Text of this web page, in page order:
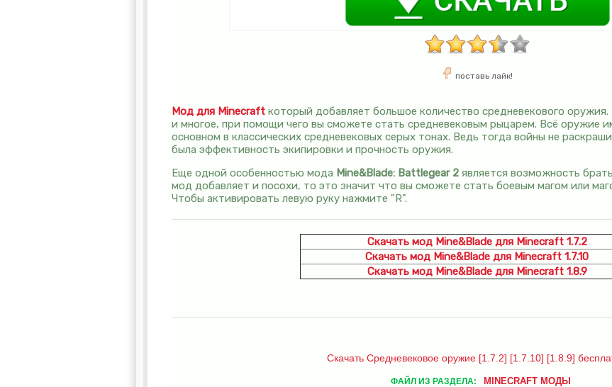
поставь лайк!
Мод для Minecraft который добавляет большое количество средневекового
и многое, при помощи чего вы сможете стать средневековым рыцарем. Всё оружие
основном в классических средневековых серых тонах. Ведь тогда войны не
была эффективность экипировки и прочность оружия.
Еще одной особенностью мода Mine&Blade: Battlegear 2 является возможность
мод добавляет и посохи, то это значит что вы сможете стать боевым магом или
Чтобы активировать левую руку нажмите "R".
Скачать мод Mine&Blade для Minecraft 1.7.2
Скачать мод Mine&Blade для Minecraft 1.7.10
Скачать мод Mine&Blade для Minecraft 1.8.9
Скачать Средневековое оружие [1.7.2] [1.7.10] [1.8.9]
ФАЙЛ ИЗ РАЗДЕЛА: MINECRAFT МОДЫ